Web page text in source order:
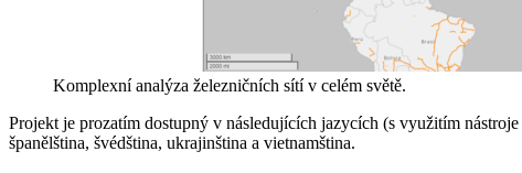
Komplexní analýza železničních sítí v celém světě.
Projekt je prozatím dostupný v následujících jazycích (s využitím nástroje
španělština, švédština, ukrajinština a vietnamština.